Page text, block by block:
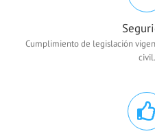
Cumplimiento de legislación
civil.